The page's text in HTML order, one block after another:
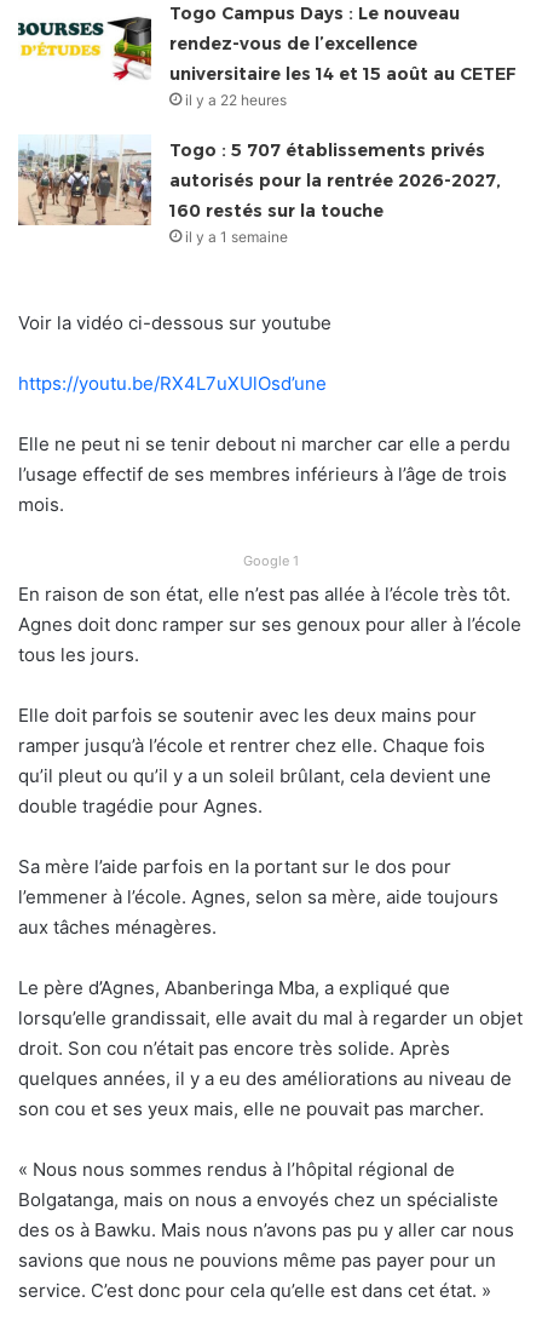
Togo Campus Days : Le nouveau
rendez-vous de l’excellence
universitaire les 14 et 15 août au CETEF
il y a 22 heures
Togo : 5 707 établissements privés
autorisés pour la rentrée 2026-2027,
160 restés sur la touche
il y a 1 semaine
Voir la vidéo ci-dessous sur youtube
https://youtu.be/RX4L7uXUlOsd’une
Elle ne peut ni se tenir debout ni marcher car elle a perdu
l’usage effectif de ses membres inférieurs à l’âge de trois
mois.
Google 1
En raison de son état, elle n’est pas allée à l’école très tôt.
Agnes doit donc ramper sur ses genoux pour aller à l’école
tous les jours.
Elle doit parfois se soutenir avec les deux mains pour
ramper jusqu’à l’école et rentrer chez elle. Chaque fois
qu’il pleut ou qu’il y a un soleil brûlant, cela devient une
double tragédie pour Agnes.
Sa mère l’aide parfois en la portant sur le dos pour
l’emmener à l’école. Agnes, selon sa mère, aide toujours
aux tâches ménagères.
Le père d’Agnes, Abanberinga Mba, a expliqué que
lorsqu’elle grandissait, elle avait du mal à regarder un objet
droit. Son cou n’était pas encore très solide. Après
quelques années, il y a eu des améliorations au niveau de
son cou et ses yeux mais, elle ne pouvait pas marcher.
« Nous nous sommes rendus à l’hôpital régional de
Bolgatanga, mais on nous a envoyés chez un spécialiste
des os à Bawku. Mais nous n’avons pas pu y aller car nous
savions que nous ne pouvions même pas payer pour un
service. C’est donc pour cela qu’elle est dans cet état. »